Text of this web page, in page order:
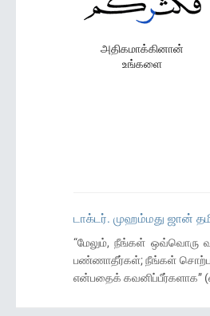
அதிகமாக்கினான்
உங்களை
டாக்டர். முஹம்மது ஜான்
“மேலும், நீங்கள் ஒவ்வொரு
பண்ணாதீர்கள்; நீங்கள் சொற்பத்
என்பதைக் கவனிப்பீர்களாக”